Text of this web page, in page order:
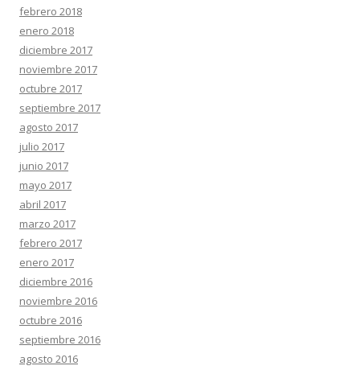
febrero 2018
enero 2018
diciembre 2017
noviembre 2017
octubre 2017
septiembre 2017
agosto 2017
julio 2017
junio 2017
mayo 2017
abril 2017
marzo 2017
febrero 2017
enero 2017
diciembre 2016
noviembre 2016
octubre 2016
septiembre 2016
agosto 2016